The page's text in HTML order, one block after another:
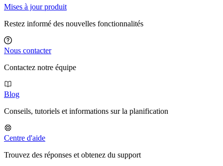
Mises à jour produit
Restez informé des nouvelles fonctionnalités
Nous contacter
Contactez notre équipe
Blog
Conseils, tutoriels et informations sur la planification
Centre d'aide
Trouvez des réponses et obtenez du support